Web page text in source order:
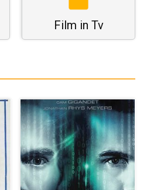
Film in Tv